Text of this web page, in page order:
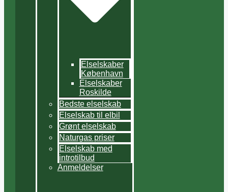
Elselskaber
København
Elselskaber
Roskilde
Bedste elselskab
Elselskab til elbil
Grønt elselskab
Naturgas priser
Elselskab med
introtilbud
Anmeldelser